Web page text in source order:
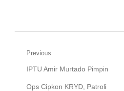
Navigasi
pos
Previous
Previous
post:
IPTU Amir Murtado Pimpin
Ops Cipkon KRYD, Patroli